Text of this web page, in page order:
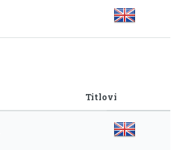
Titlovi